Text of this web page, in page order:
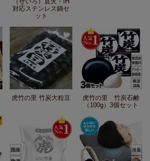
対応ステンレス鍋セ
ット
虎竹の里 竹炭大粒豆
虎竹の里 竹炭石鹸
（100g）3個セット